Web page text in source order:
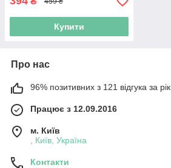
Купити
Про нас
96% позитивних з 121 відгука за рік
Працює з 12.09.2016
м. Київ
, Київ, Україна
Контакти